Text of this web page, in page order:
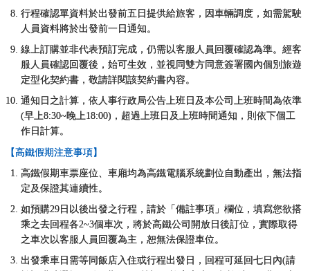
行程確認單資料於出發前五日提供給旅客，因車輛調度，如需駕駛
人員資料將於出發前一日通知。
線上訂購並非代表預訂完成，仍需以客服人員回覆確認為準。經客
服人員確認回覆後，始可生效，並視同雙方同意簽署國內個別旅遊
定型化契約書，敬請詳閱該契約書內容。
通知日之計算， 依人事行政局公告上班日及本公司上班時間為依準
(早上8:30~晚上18:00) ， 超過上班日及上班時間通知，則依下個工
作日計算。
【高鐵假期注意事項】
高鐵假期車票座位、車廂均為高鐵電腦系統劃位自動產出，無法指
定及保證其連續性。
如預購29日以後出發之行程，請於「備註事項」欄位，填寫您欲搭
乘之去回程各2~3個車次，將於高鐵公司開放日後訂位，實際取得
之車次以客服人員回覆為主，恕無法保證車位。
出發乘車日需等同飯店入住或行程出發日，回程可延回七日內(請